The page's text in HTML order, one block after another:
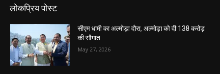
लोकप्रिय पोस्ट
सीएम धामी का अल्मोड़ा दौरा, अल्मोड़ा को दी 138 करोड़
की सौगात
May 27, 2026